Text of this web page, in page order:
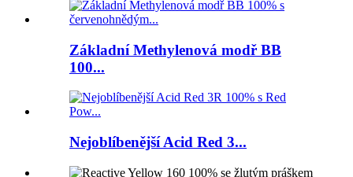
Základní Methylenová modř BB
100...
Nejoblíbenější Acid Red 3...